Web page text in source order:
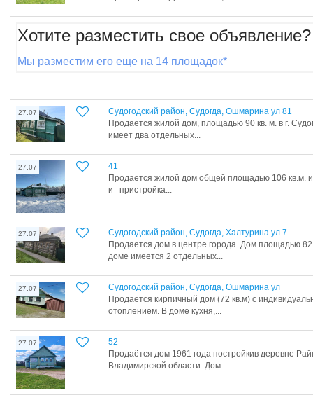
Хотите разместить свое объявление?
Мы разместим его еще на 14 площадок*
27.07
Судогодский район, Судогда, Ошмарина ул 81
Продается жилой дом, площадью 90 кв. м. в г.
имеет два отдельных...
27.07
41
Продается жилой дом общей площадью 106 кв.м.
и пристройка...
27.07
Судогодский район, Судогда, Халтурина ул 7
Продается дом в центре города. Дом площадью
доме имеется 2 отдельных...
27.07
Судогодский район, Судогда, Ошмарина ул
Продается кирпичный дом (72 кв.м) с
отоплением. В доме кухня,...
27.07
52
Продаётся дом 1961 года постройкив деревне
Владимирской области. Дом...